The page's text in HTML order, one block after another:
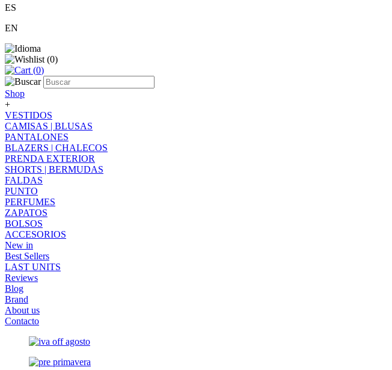
ES
EN
(0)
(0)
Shop
+
VESTIDOS
CAMISAS | BLUSAS
PANTALONES
BLAZERS | CHALECOS
PRENDA EXTERIOR
SHORTS | BERMUDAS
FALDAS
PUNTO
PERFUMES
ZAPATOS
BOLSOS
ACCESORIOS
New in
Best Sellers
LAST UNITS
Reviews
Blog
Brand
About us
Contacto